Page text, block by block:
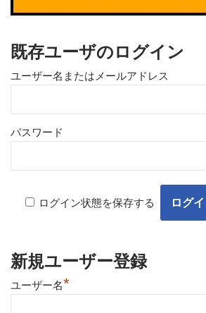
既存ユーザのログイン
ユーザー名またはメールアドレス
パスワード
ログイン状態を保存する
新規ユーザー登録
ユーザー名*